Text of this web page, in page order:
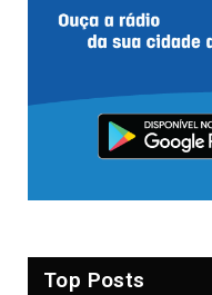
Top Posts